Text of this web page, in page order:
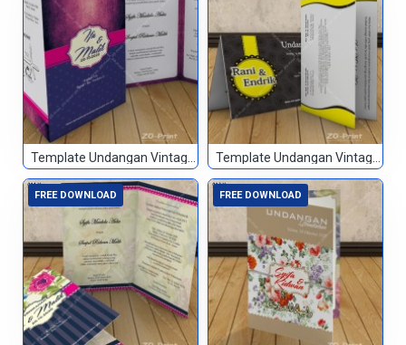
Template Undangan Vintage 009 Template Undangan Vintage 010
FREE DOWNLOAD FREE DOWNLOAD